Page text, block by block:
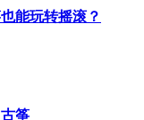
能玩转摇滚？
筝